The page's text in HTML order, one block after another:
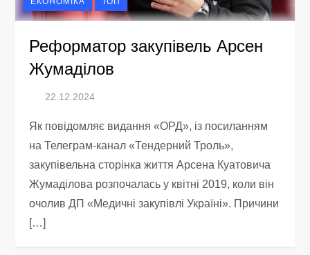
Реформатор закупівель Арсен
Жумаділов
Як повідомляє видання «ОРД», із посиланням
на Телеграм-канал «Тендерний Троль»,
закупівельна сторінка життя Арсена Куатовича
Жумаділова розпочалась у квітні 2019, коли він
очолив ДП «Медичні закупівлі Україні». Причини
[…]